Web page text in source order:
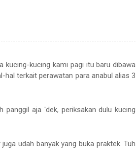
kucing-kucing kami pagi itu baru dibawa
hal terkait perawatan para anabul alias 3
panggil aja 'dek, periksakan dulu kucing
udah banyak yang buka praktek. Tuh